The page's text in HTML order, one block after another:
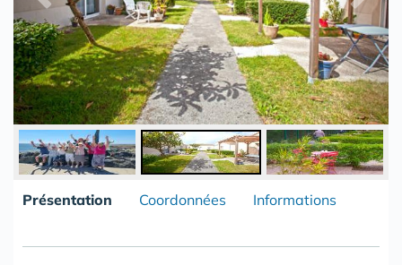
Présentation Coordonnées Informations